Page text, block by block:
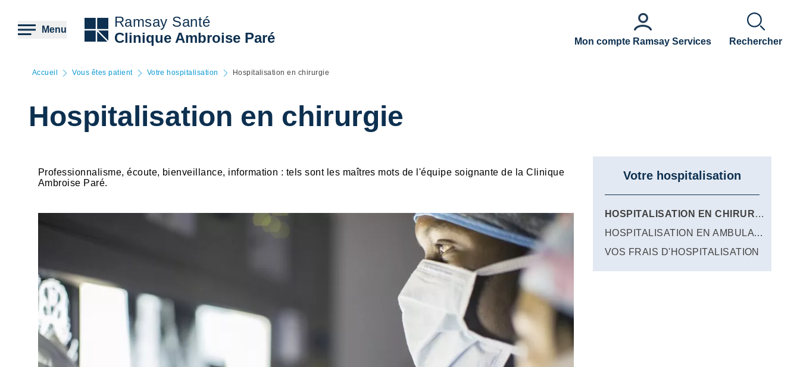
contenu
principal
Menu
Ramsay Santé
Clinique Ambroise Paré
Mon compte Ramsay Services Rechercher
Accueil Vous êtes patient Votre hospitalisation Hospitalisation en chirurgie
Hospitalisation en chirurgie
Professionnalisme, écoute, bienveillance, information : tels sont les maîtres mots de l'équipe soignante de la Clinique
Ambroise Paré.
Votre hospitalisation
HOSPITALISATION EN CHIRURGIE
HOSPITALISATION EN AMBULATOIRE
VOS FRAIS D'HOSPITALISATION